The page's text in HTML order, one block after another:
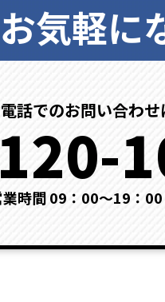
気軽に
話でのお問い合わ
業時間 09：00～19：00